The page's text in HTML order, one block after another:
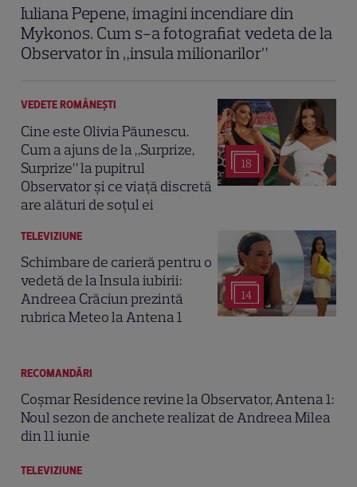
Iuliana Pepene, imagini incendiare din
Mykonos. Cum s-a fotografiat vedeta de la
Observator în „insula milionarilor”
18
VEDETE ROMÂNEŞTI
Cine este Olivia Păunescu.
Cum a ajuns de la „Surprize,
Surprize” la pupitrul
Observator și ce viață discretă
are alături de soțul ei
14
TELEVIZIUNE
Schimbare de carieră pentru o
vedetă de la Insula iubirii:
Andreea Crăciun prezintă
rubrica Meteo la Antena 1
RECOMANDĂRI
Coșmar Residence revine la Observator, Antena 1:
Noul sezon de anchete realizat de Andreea Milea
din 11 iunie
TELEVIZIUNE